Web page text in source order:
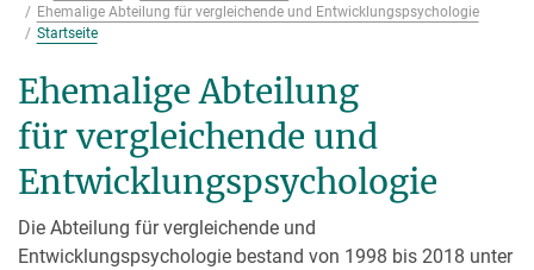
Ehemalige Abteilung für vergleichende und Entwicklungspsychologie
Startseite
Ehemalige Abteilung
für vergleichende und
Entwicklungspsychologie
Die Abteilung für vergleichende und
Entwicklungspsychologie bestand von 1998 bis 2018 unter